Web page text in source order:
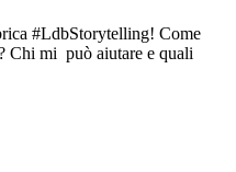
#LdbStorytelling! Come
Chi mi può aiutare e quali